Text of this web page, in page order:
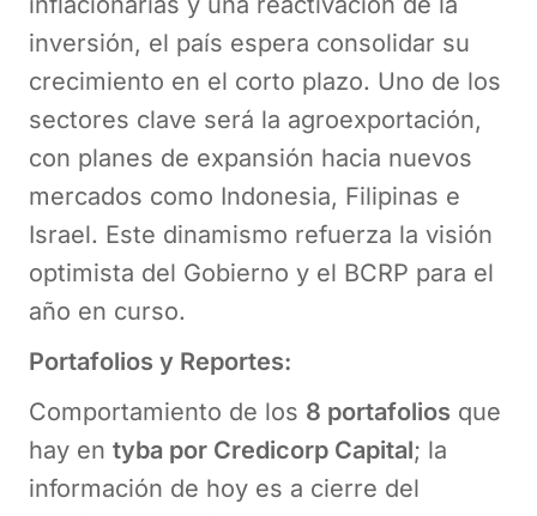
inversión, el país espera consolidar su
crecimiento en el corto plazo. Uno de los
sectores clave será la agroexportación,
con planes de expansión hacia nuevos
mercados como Indonesia, Filipinas e
Israel. Este dinamismo refuerza la visión
optimista del Gobierno y el BCRP para el
año en curso.
Portafolios y Reportes:
Comportamiento de los 8 portafolios que
hay en tyba por Credicorp Capital; la
información de hoy es a cierre del